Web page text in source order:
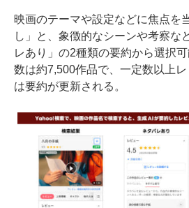
映画のテーマや設定などに焦点を
し」と、象徴的なシーンや考察な
レあり」の2種類の要約から選択
数は約7,500作品で、一定数以上
は要約が更新される。